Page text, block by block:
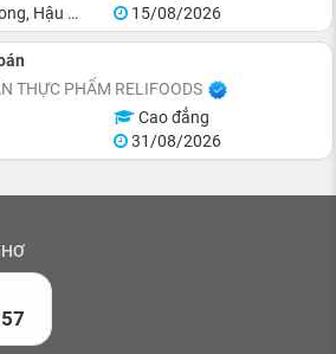
Giang
15/08/2026
THỰC PHẨM RELIFOODS
Cao đẳng
31/08/2026